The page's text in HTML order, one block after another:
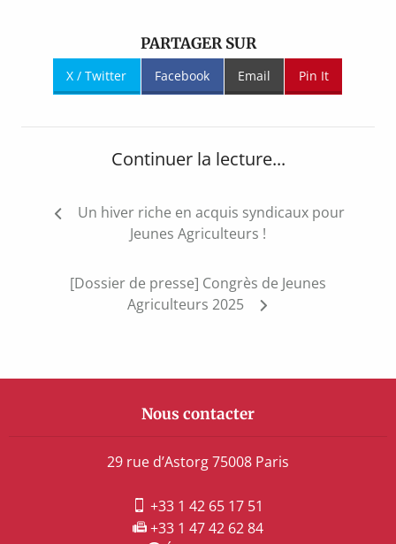
PARTAGER SUR
X / Twitter Facebook Email Pin It
Continuer la lecture...
Navigation
Un hiver riche en acquis syndicaux pour
Jeunes Agriculteurs !
[Dossier de presse] Congrès de Jeunes
Agriculteurs 2025
Nous contacter
29 rue d’Astorg 75008 Paris
+33 1 42 65 17 51
+33 1 47 42 62 84